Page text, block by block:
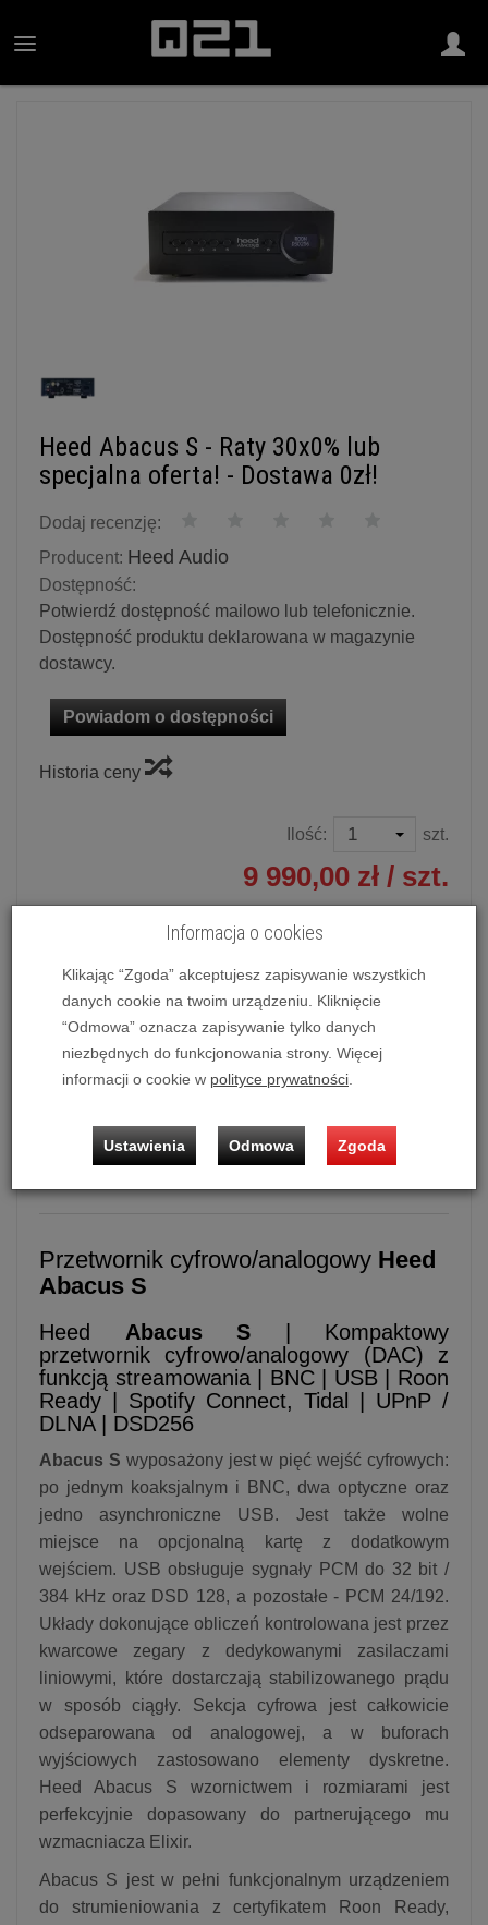
Heed Abacus S - Raty 30x0% lub
specjalna oferta! - Dostawa 0zł!
Dodaj recenzję:
Producent: Heed Audio
Dostępność:
Potwierdź dostępność mailowo lub telefonicznie.
Dostępność produktu deklarowana w magazynie
dostawcy.
Powiadom o dostępności
Historia ceny
Ilość: szt.
9 990,00 zł / szt.
dodaj do koszyka
Możliwość zakupu produktu w bezpłatnym systemie
Przedstawiamy ofertę | producenta | Heed Audio
[IX.2025]
Przetwornik cyfrowo/analogowy Heed
Abacus S
Heed Abacus S | Kompaktowy
przetwornik cyfrowo/analogowy (DAC) z
funkcją streamowania | BNC | USB | Roon
Ready | Spotify Connect, Tidal | UPnP /
DLNA | DSD256
Abacus S wyposażony jest w pięć wejść cyfrowych:
po jednym koaksjalnym i BNC, dwa optyczne oraz
jedno asynchroniczne USB. Jest także wolne
miejsce na opcjonalną kartę z dodatkowym
wejściem. USB obsługuje sygnały PCM do 32 bit /
384 kHz oraz DSD 128, a pozostałe - PCM 24/192.
Układy dokonujące obliczeń kontrolowana jest przez
kwarcowe zegary z dedykowanymi zasilaczami
liniowymi, które dostarczają stabilizowanego prądu
w sposób ciągły. Sekcja cyfrowa jest całkowicie
odseparowana od analogowej, a w buforach
wyjściowych zastosowano elementy dyskretne.
Heed Abacus S wzornictwem i rozmiarami jest
perfekcyjnie dopasowany do partnerującego mu
wzmacniacza Elixir.
Abacus S jest w pełni funkcjonalnym urządzeniem
do strumieniowania z certyfikatem Roon Ready,
Informacja o cookies
Klikając “Zgoda” akceptujesz zapisywanie wszystkich
danych cookie na twoim urządzeniu. Kliknięcie
“Odmowa” oznacza zapisywanie tylko danych
niezbędnych do funkcjonowania strony. Więcej
informacji o cookie w polityce prywatności.
Ustawienia Odmowa Zgoda